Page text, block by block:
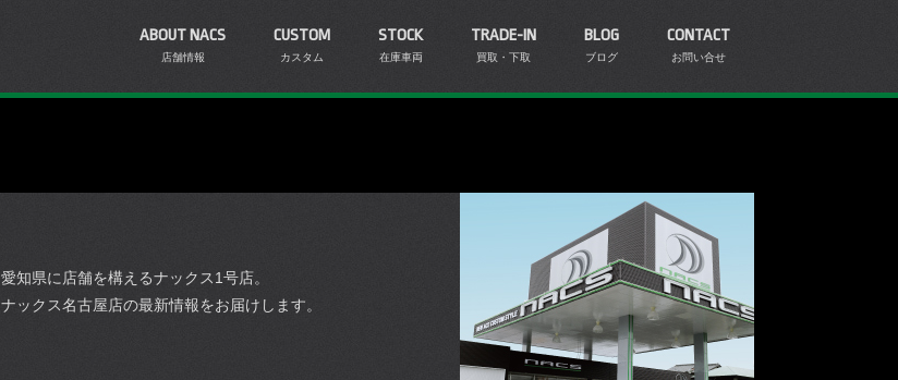
ABOUT NACS
店舗情報
CUSTOM
カスタム
STOCK
在庫車両
TRADE-IN
買取・下取
BLOG
ブログ
CONTACT
お問い合せ
愛知県に店舗を構えるナックス1号店。
ナックス名古屋店の最新情報をお届けします。